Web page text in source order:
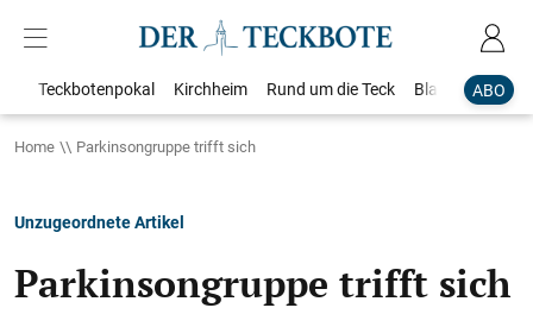
ABO
Teckbotenpokal Kirchheim Rund um die Teck Blaulicht
Home Parkinsongruppe trifft sich
Unzugeordnete Artikel
Parkinsongruppe trifft sich